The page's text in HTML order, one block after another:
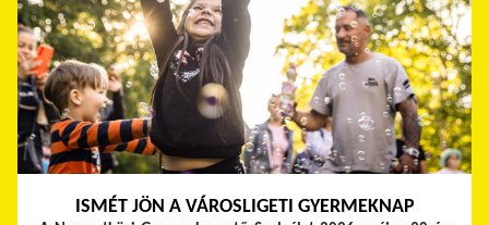
ISMÉT JÖN A VÁROSLIGETI GYERMEKNAP